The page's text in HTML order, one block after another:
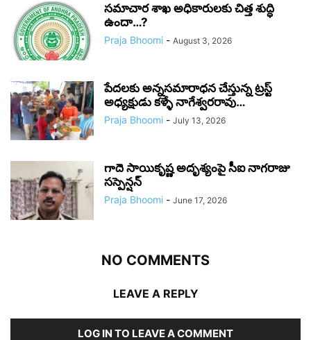
సమాచార శాఖ అధికారులకు చిత్త శుద్ధి
ఉందా…?
Praja Bhoomi - August 3, 2026
పేదలకు అన్నసమారాధన చేస్తున్న ట్రస్ట్
అధ్యక్షుడు కళ్ళే నాగేశ్వరరావు…
Praja Bhoomi - July 13, 2026
గాదె సాయికృష్ణ అదృశ్యంపై సీఐ నాగరాజు
సస్పెన్షన్
Praja Bhoomi - June 17, 2026
NO COMMENTS
LEAVE A REPLY
LOG IN TO LEAVE A COMMENT